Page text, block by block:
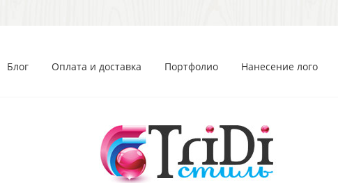
Блог Оплата и доставка Портфолио Нанесение лого